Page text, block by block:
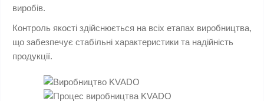
виробів.
Контроль якості здійснюється на всіх етапах виробництва,
що забезпечує стабільні характеристики та надійність
продукції.